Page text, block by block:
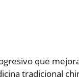
que
tradicional